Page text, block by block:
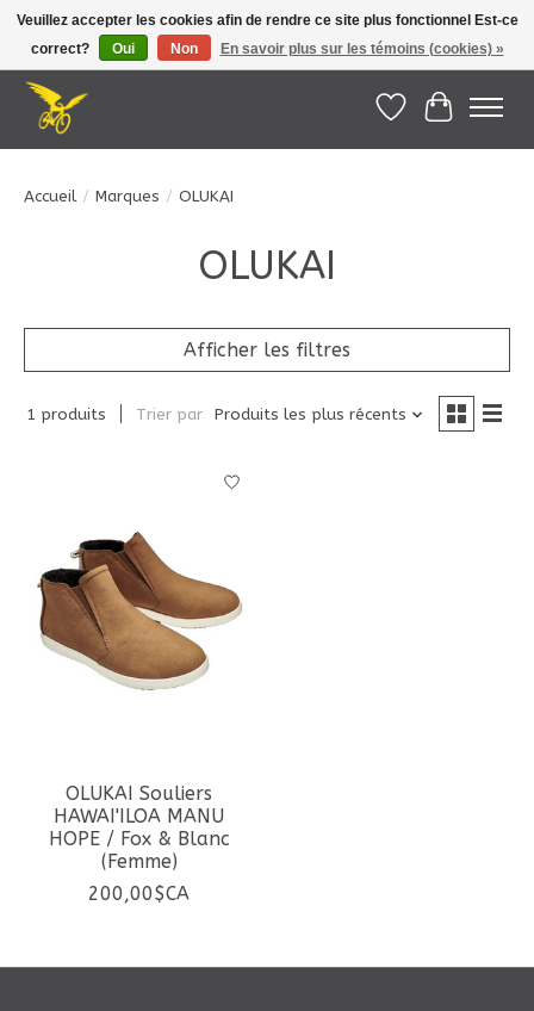
Le Pédalier | Îles de la Madeleine |info@lepedalier.com| 1-418-986-2965
Liste dePanier
Accueil / Marques / OLUKAI
OLUKAI
Afficher les filtres
1 produits Trier par Produits les plus récents
OLUKAI Souliers
HAWAI'ILOA MANU
HOPE / Fox & Blanc
(Femme)
200,00$CA
Veuillez accepter les cookies afin de rendre ce site plus fonctionnel Est-ce
correct?
Oui Non En savoir plus sur les témoins (cookies) »